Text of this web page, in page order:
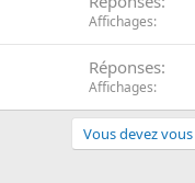
Affichages
Réponses
Affichages
Vous devez